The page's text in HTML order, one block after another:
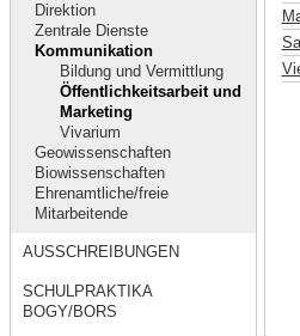
Direktion
Zentrale Dienste
Kommunikation
Bildung und Vermittlung
Öffentlichkeitsarbeit und
Marketing
Vivarium
Geowissenschaften
Biowissenschaften
Ehrenamtliche/freie
Mitarbeitende
AUSSCHREIBUNGEN
SCHULPRAKTIKA
BOGY/BORS